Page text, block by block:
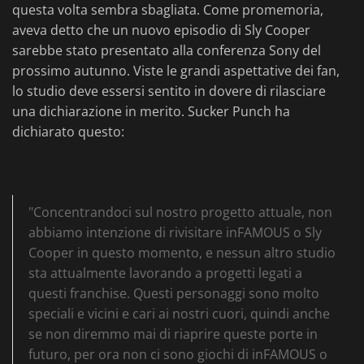
questa volta sembra sbagliata. Come promemoria,
aveva detto che un nuovo episodio di Sly Cooper
sarebbe stato presentato alla conferenza Sony del
prossimo autunno. Viste le grandi aspettative dei fan,
lo studio deve essersi sentito in dovere di rilasciare
una dichiarazione in merito. Sucker Punch ha
dichiarato questo:
"Concentrandoci sul nostro progetto attuale, non
abbiamo intenzione di rivisitare inFAMOUS o Sly
Cooper in questo momento, e nessun altro studio
sta attualmente lavorando a progetti legati a
questi franchise. Questi personaggi sono molto
speciali e vicini e cari ai nostri cuori, quindi anche
se non diremmo mai di riaprire queste porte in
futuro, per ora non ci sono giochi di inFAMOUS o